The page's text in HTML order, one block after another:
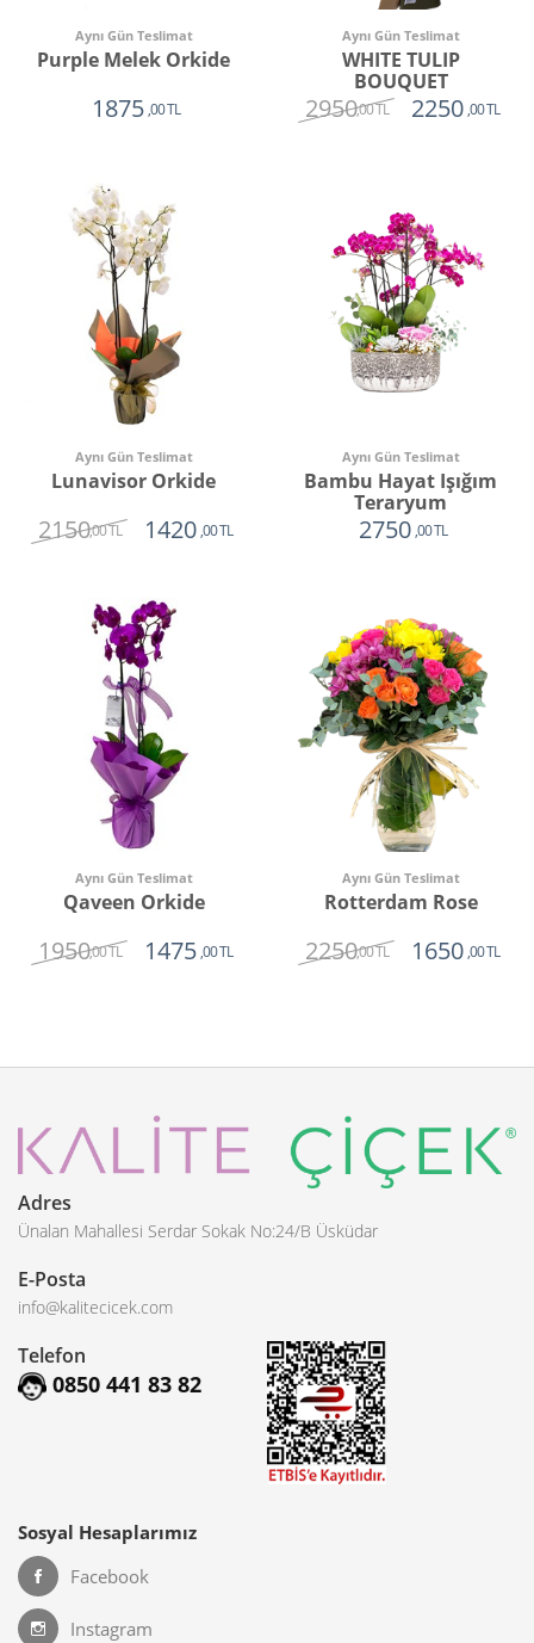
Aynı Gün Teslimat
Purple Melek Orkide
1875 ,00 TL
Aynı Gün Teslimat
WHITE TULIP
BOUQUET
2950,00 TL 2250 ,00 TL
Aynı Gün Teslimat
Lunavisor Orkide
2150,00 TL 1420 ,00 TL
Aynı Gün Teslimat
Bambu Hayat Işığım
Teraryum
2750 ,00 TL
Aynı Gün Teslimat
Qaveen Orkide
1950,00 TL 1475 ,00 TL
Aynı Gün Teslimat
Rotterdam Rose
2250,00 TL 1650 ,00 TL
Adres
Ünalan Mahallesi Serdar Sokak No:24/B Üsküdar
E-Posta
info@kalitecicek.com
Telefon
0850 441 83 82
Sosyal Hesaplarımız
Facebook
Instagram